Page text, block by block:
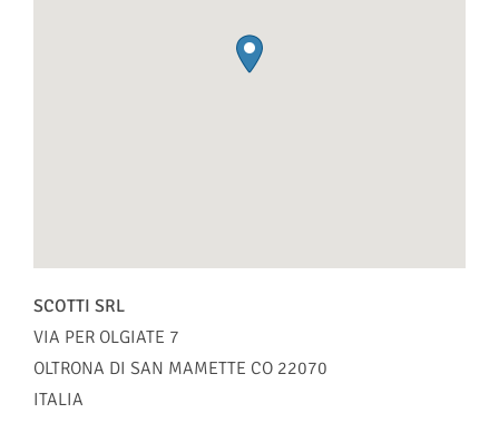
SCOTTI SRL
VIA PER OLGIATE 7
OLTRONA DI SAN MAMETTE CO 22070
ITALIA